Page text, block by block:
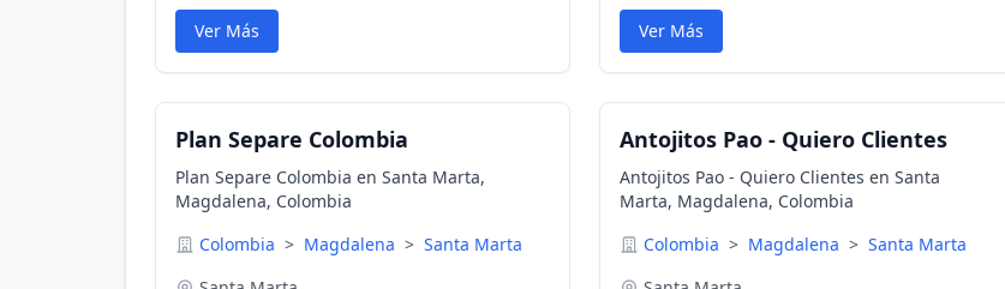
Ver Más
Ver Más
Plan Separe Colombia
Plan Separe Colombia en Santa Marta,
Magdalena, Colombia
Colombia > Magdalena > Santa Marta
Antojitos Pao - Quiero Clientes
Antojitos Pao - Quiero Clientes en Santa
Marta, Magdalena, Colombia
Colombia > Magdalena > Santa Marta